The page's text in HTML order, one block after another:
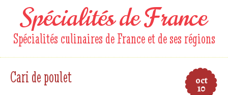
Spécialités de France
Spécialités culinaires de France et de ses régions
oct
10
Cari de poulet